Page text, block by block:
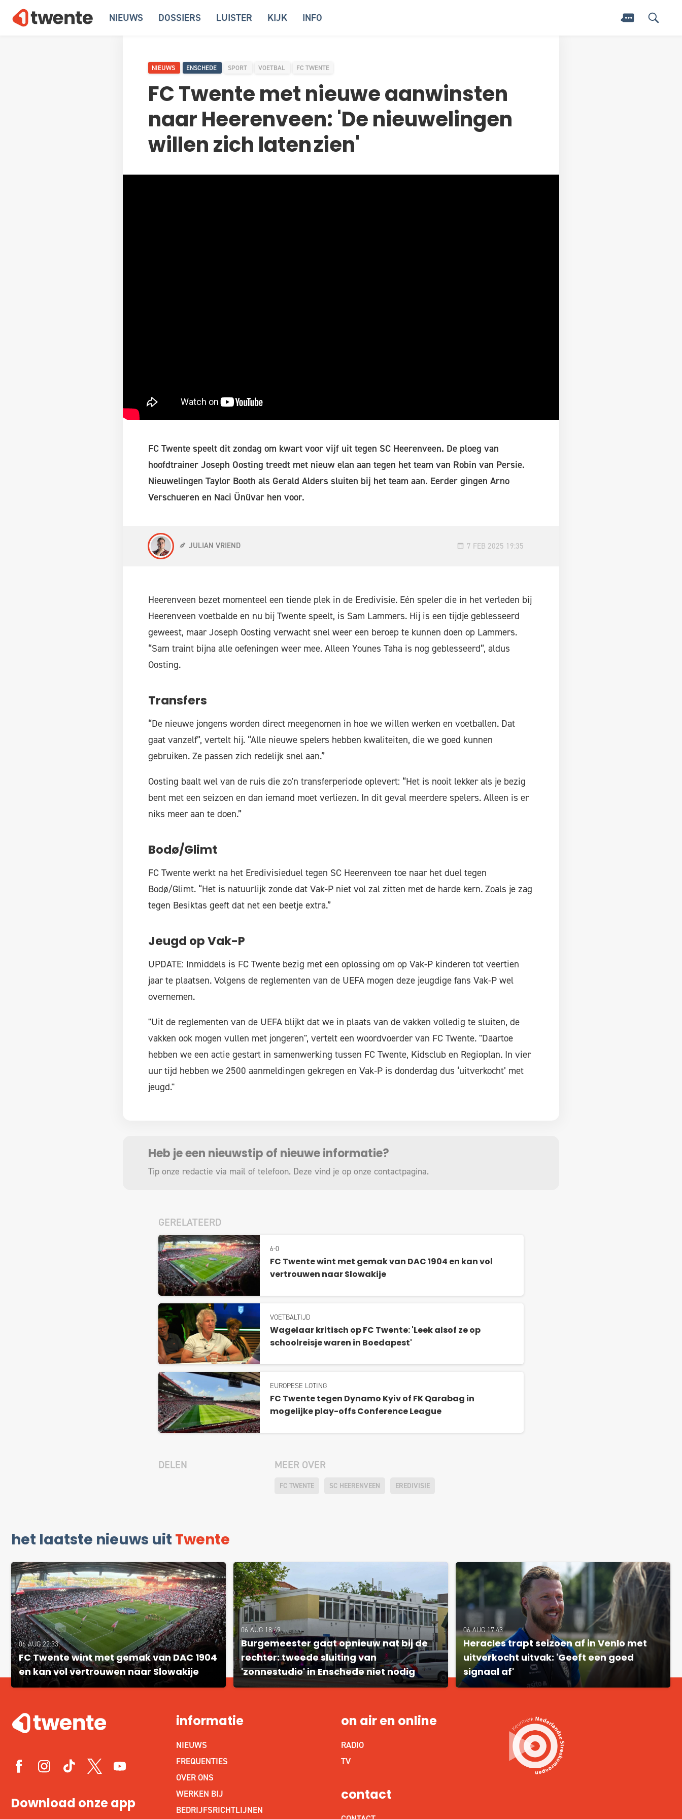
NIEUWS DOSSIERS LUISTER KIJK INFO
NIEUWS ENSCHEDE SPORT VOETBAL FC TWENTE
FC Twente met nieuwe aanwinsten
naar Heerenveen: 'De nieuwelingen
willen zich laten zien'
FC Twente speelt dit zondag om kwart voor vijf uit tegen SC Heerenveen. De ploeg van
hoofdtrainer Joseph Oosting treedt met nieuw elan aan tegen het team van Robin van Persie.
Nieuwelingen Taylor Booth als Gerald Alders sluiten bij het team aan. Eerder gingen Arno
Verschueren en Naci Ünüvar hen voor.
JULIAN VRIEND 7 FEB 2025 19:35
Heerenveen bezet momenteel een tiende plek in de Eredivisie. Eén speler die in het verleden bij
Heerenveen voetbalde en nu bij Twente speelt, is Sam Lammers. Hij is een tijdje geblesseerd
geweest, maar Joseph Oosting verwacht snel weer een beroep te kunnen doen op Lammers.
“Sam traint bijna alle oefeningen weer mee. Alleen Younes Taha is nog geblesseerd”, aldus
Oosting.
Transfers
“De nieuwe jongens worden direct meegenomen in hoe we willen werken en voetballen. Dat
gaat vanzelf”, vertelt hij. “Alle nieuwe spelers hebben kwaliteiten, die we goed kunnen
gebruiken. Ze passen zich redelijk snel aan.”
Oosting baalt wel van de ruis die zo'n transferperiode oplevert: “Het is nooit lekker als je bezig
bent met een seizoen en dan iemand moet verliezen. In dit geval meerdere spelers. Alleen is er
niks meer aan te doen.”
Bodø/Glimt
FC Twente werkt na het Eredivisieduel tegen SC Heerenveen toe naar het duel tegen
Bodø/Glimt. “Het is natuurlijk zonde dat Vak-P niet vol zal zitten met de harde kern. Zoals je zag
tegen Besiktas geeft dat net een beetje extra.”
Jeugd op Vak-P
UPDATE: Inmiddels is FC Twente bezig met een oplossing om op Vak-P kinderen tot veertien
jaar te plaatsen. Volgens de reglementen van de UEFA mogen deze jeugdige fans Vak-P wel
overnemen.
"Uit de reglementen van de UEFA blijkt dat we in plaats van de vakken volledig te sluiten, de
vakken ook mogen vullen met jongeren", vertelt een woordvoerder van FC Twente. "Daartoe
hebben we een actie gestart in samenwerking tussen FC Twente, Kidsclub en Regioplan. In vier
uur tijd hebben we 2500 aanmeldingen gekregen en Vak-P is donderdag dus ‘uitverkocht’ met
jeugd."
Heb je een nieuwstip of nieuwe informatie?
Tip onze redactie via mail of telefoon. Deze vind je op onze contactpagina.
GERELATEERD
6-0
FC Twente wint met gemak van DAC 1904 en kan vol
vertrouwen naar Slowakije
VOETBALTIJD
Wagelaar kritisch op FC Twente: 'Leek alsof ze op
schoolreisje waren in Boedapest'
EUROPESE LOTING
FC Twente tegen Dynamo Kyiv of FK Qarabag in
mogelijke play-offs Conference League
DELEN MEER OVER
FC TWENTE SC HEERENVEEN EREDIVISIE
het laatste nieuws uit Twente
06 AUG 22:33
FC Twente wint met gemak van DAC 1904
en kan vol vertrouwen naar Slowakije
06 AUG 18:49
Burgemeester gaat opnieuw nat bij de
rechter: tweede sluiting van
'zonnestudio' in Enschede niet nodig
06 AUG 17:43
Heracles trapt seizoen af in Venlo met
uitverkocht uitvak: 'Geeft een goed
signaal af'
Download onze app
informatie
NIEUWS
FREQUENTIES
OVER ONS
WERKEN BIJ
BEDRIJFSRICHTLIJNEN
on air en online
RADIO
TV
contact